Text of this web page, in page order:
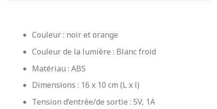
Couleur : noir et orange
Couleur de la lumière : Blanc froid
Matériau : ABS
Dimensions : 16 x 10 cm (L x l)
Tension d’entrée/de sortie : 5V, 1A